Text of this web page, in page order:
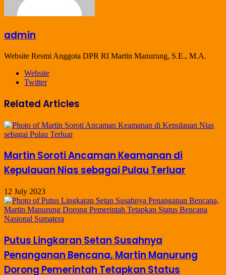
admin
Website Resmi Anggota DPR RI Martin Manurung, S.E., M.A.
Website
Twitter
Related Articles
Martin Soroti Ancaman Keamanan di
Kepulauan Nias sebagai Pulau Terluar
12 July 2023
Putus Lingkaran Setan Susahnya
Penanganan Bencana, Martin Manurung
Dorong Pemerintah Tetapkan Status